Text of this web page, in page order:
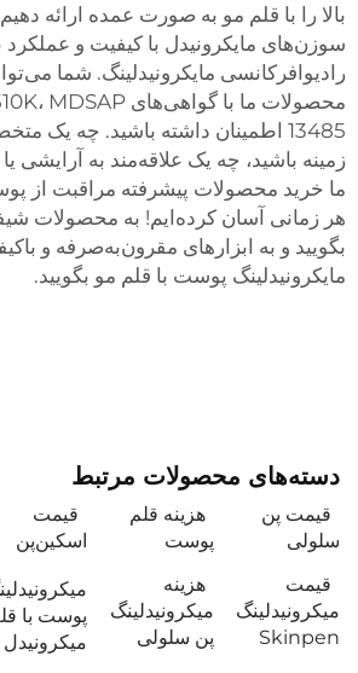
بالا را با قلم مو به صورت عمده ارائه
سوزن‌های مایکرونیدل با کیفیت و عملکرد
رادیوافرکانسی مایکرونیدلینگ. شما
13485 اطمینان داشته باشید. چه یک
زمینه باشید، چه یک علاقه‌مند به آرایشی
ما خرید محصولات پیشرفته مراقبت از
هر زمانی آسان کرده‌ایم! به محصولات
بگویید و به ابزارهای مقرون‌به‌صرفه و
مایکرونیدلینگ پوست با قلم مو بگویید.
دسته‌های محصولات مرتبط
قیمت پن
سلولی
هزینه قلم
پوست
قیمت
اسکین‌پن
قیمت
میکرونیدلینگ
Skinpen
هزینه
میکرونیدلینگ
پن سلولی
پوست با
میکرونیدل